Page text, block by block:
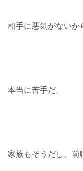
相手に悪気がないか
本当に苦手だ。
家族もそうだし、前